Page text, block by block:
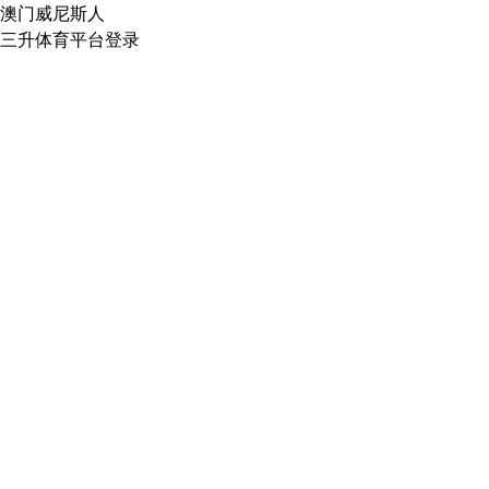
澳门威尼斯人
三升体育平台登录